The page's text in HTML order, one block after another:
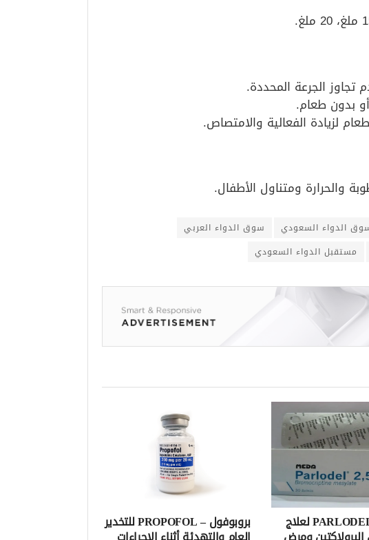
الجرعة المحددة.
والحرارة ومتناول الأطفال.
الدواء السعودي
سوق الدواء العربي
مستقبل الدواء السعودي
بارلوديل – PARLODEL لعلاج بروبوفول – PROPOFOL للتخدير